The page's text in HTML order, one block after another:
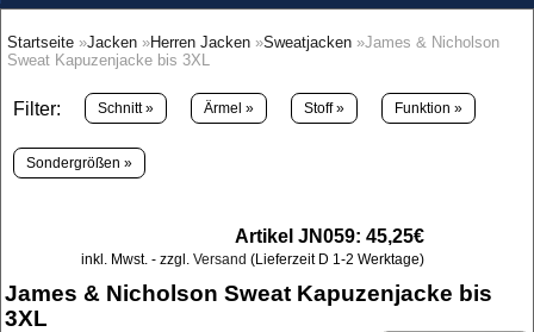
Startseite »Jacken »Herren Jacken »Sweatjacken »James & Nicholson
Sweat Kapuzenjacke bis 3XL
Filter: Schnitt » Ärmel » Stoff » Funktion »
Sondergrößen »
Artikel JN059: 45,25€
inkl. Mwst. - zzgl. Versand (Lieferzeit D 1-2 Werktage)
James & Nicholson Sweat Kapuzenjacke bis
3XL